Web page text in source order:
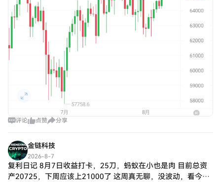
评论 点赞 分享
金链科技
2026-8-7
复利日记 8月7日收益打卡，25刀，蚂蚁在小也是肉 目前总资
产20725，下周应该上21000了 这周真无聊，没波动，看今晚